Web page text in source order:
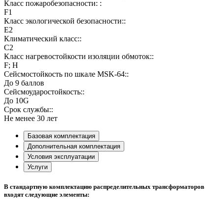
Класс пожаробезопасности: :
F1
Класс экологической безопасности::
E2
Климатический класс::
C2
Класс нагревостойкости изоляции обмоток::
F; H
Сейсмостойкость по шкале MSK-64::
До 9 баллов
Сейсмоударостойкость::
До 10G
Срок службы::
Не менее 30 лет
Базовая комплектация
Дополнительная комплектация
Условия эксплуатации
Услуги
В стандартную комплектацию распределительных трансформаторов
входят следующие элементы: